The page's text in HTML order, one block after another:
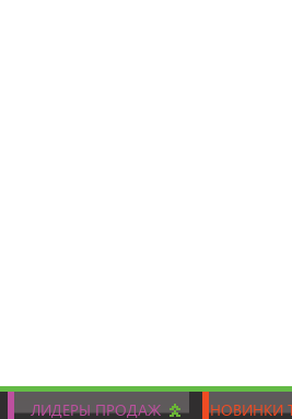
ЛИДЕРЫ ПРОДАЖ НОВИНКИ